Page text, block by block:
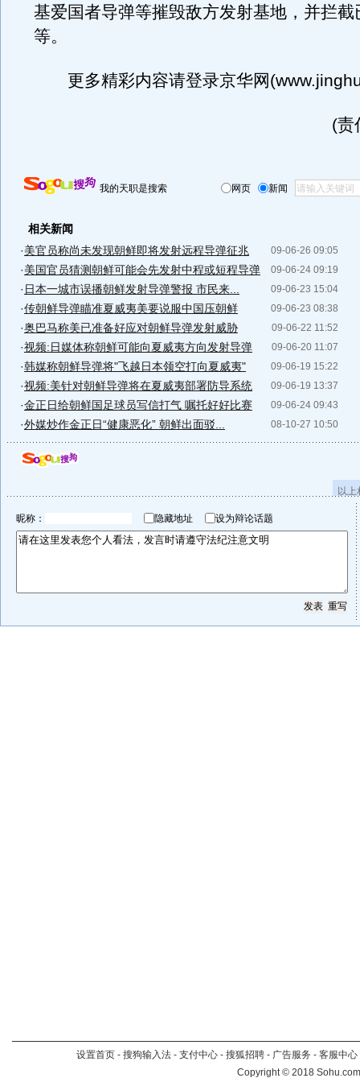
基爱国者导弹等摧毁敌方发射基地，并拦截
等。
更多精彩内容请登录京华网
(责
我的天职是搜索 网页 新闻
相关新闻
09-06-26 09:05
·美官员称尚未发现朝鲜即将发射远程导弹征兆
09-06-24 09:19
·美国官员猜测朝鲜可能会先发射中程或短程导弹
09-06-23 15:04
· 日本一城市误播朝鲜发射导弹警报 市民来...
09-06-23 08:38
·传朝鲜导弹瞄准夏威夷美要说服中国压朝鲜
09-06-22 11:52
·奥巴马称美已准备好应对朝鲜导弹发射威胁
09-06-20 11:07
·视频:日媒体称朝鲜可能向夏威夷方向发射导弹
09-06-19 15:22
·韩媒称朝鲜导弹将"飞越日本领空打向夏威夷"
09-06-19 13:37
·视频:美针对朝鲜导弹将在夏威夷部署防导系统
09-06-24 09:43
·金正日给朝鲜国足球员写信打气 嘱托好好比赛
08-10-27 10:50
·外媒炒作金正日“健康恶化” 朝鲜出面驳...
以
昵称： 隐藏地址 设为辩论话题
设置首页 - 搜狗输入法 - 支付中心 - 搜狐招聘 - 广告服务 - 客服中心
Copyright©2018